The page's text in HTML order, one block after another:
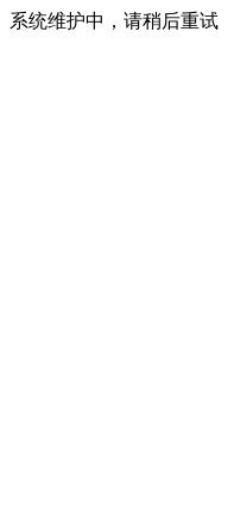
系统维护中，请稍后重试